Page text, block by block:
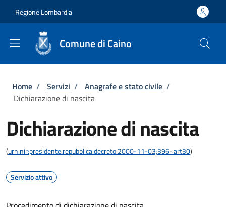
Regione Lombardia
Comune di Caino
Briciole di pane
Home / Servizi / Anagrafe e stato civile /
Dichiarazione di nascita
Dichiarazione di nascita
(urn:nir:presidente.repubblica:decreto:2000-11-03;396~art30)
Servizio attivo